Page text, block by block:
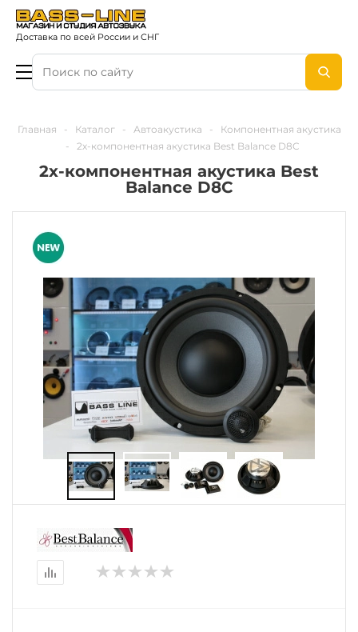
Доставка по всей России и СНГ
Главная - Каталог - Автоакустика -
Компонентная акустика
-
2х-компонентная акустика Best Balance D8C
2х-компонентная акустика Best
Balance D8C